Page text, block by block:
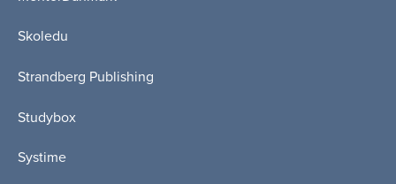
Skoledu
Strandberg Publishing
Studybox
Systime